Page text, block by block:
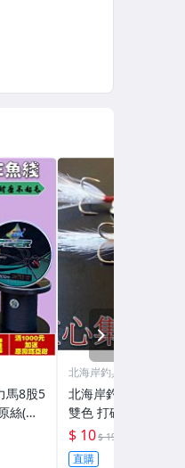
馬8股5
絲(適
竿/
北海岸釣具
北海岸釣具 5g亮片
雙色 打破SPOON無
專攻翹嘴鱸魚鯰魚福
魚)路亞旋轉湯匙假餌
$ 10$ 19
直購